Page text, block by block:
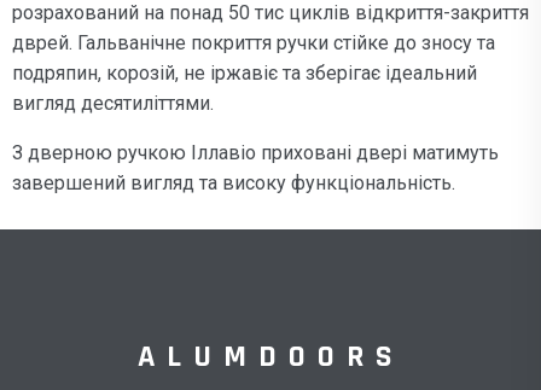
розрахований на понад 50 тис циклів відкриття-закриття
дврей. Гальванічне покриття ручки стійке до зносу та
подряпин, корозій, не іржавіє та зберігає ідеальний
вигляд десятиліттями.
З дверною ручкою Іллавіо приховані двері матимуть
завершений вигляд та високу функціональність.
ALUMDOORS